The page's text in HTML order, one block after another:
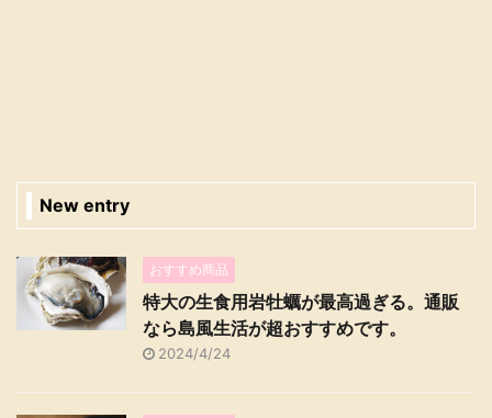
New entry
おすすめ商品
特大の生食用岩牡蠣が最高過ぎる。通販
なら島風生活が超おすすめです。
2024/4/24